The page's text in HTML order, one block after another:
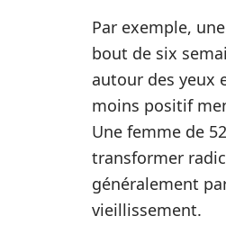
Par exemple,
bout de six
autour des yeux
moins positif
Une femme de
transformer
généralement
vieillissement.